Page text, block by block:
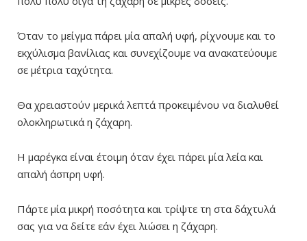
Όταν το μείγμα πάρει μία απαλή υφή, ρίχνουμε και το
εκχύλισμα βανίλιας και συνεχίζουμε να ανακατεύουμε
σε μέτρια ταχύτητα.
Θα χρειαστούν μερικά λεπτά προκειμένου να διαλυθεί
ολοκληρωτικά η ζάχαρη.
Η μαρέγκα είναι έτοιμη όταν έχει πάρει μία λεία και
απαλή άσπρη υφή.
Πάρτε μία μικρή ποσότητα και τρίψτε τη στα δάχτυλά
σας για να δείτε εάν έχει λιώσει η ζάχαρη.